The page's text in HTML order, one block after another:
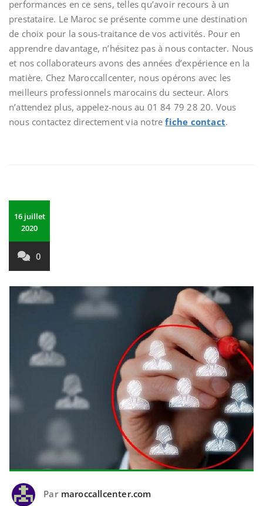
performances en ce sens, telles qu’avoir recours à un
prestataire. Le Maroc se présente comme une destination
de choix pour la sous-traitance de vos activités. Pour en
apprendre davantage, n’hésitez pas à nous contacter. Nous
et nos collaborateurs avons des années d’expérience en la
matière. Chez Maroccallcenter, nous opérons avec les
meilleurs professionnels marocains du secteur. Alors
n’attendez plus, appelez-nous au 01 84 79 28 20. Vous
nous contactez directement via notrefiche contact.
16 juillet
2020
0
Par maroccallcenter.com